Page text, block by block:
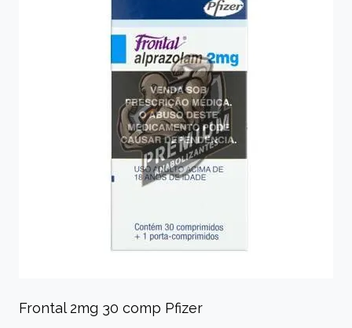
Frontal 2mg 30 comp Pfizer